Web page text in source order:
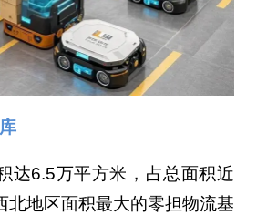
达6.5万平方米，占总面积近
北地区面积最大的零担物流基